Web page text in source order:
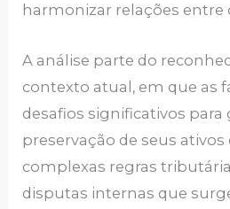
harmonizar relações entre
A análise parte do
contexto atual, em que as
desafios significativos para
preservação de seus ativos
complexas regras
disputas internas que